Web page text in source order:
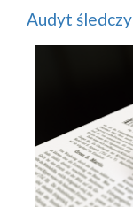
Audyt śledczy